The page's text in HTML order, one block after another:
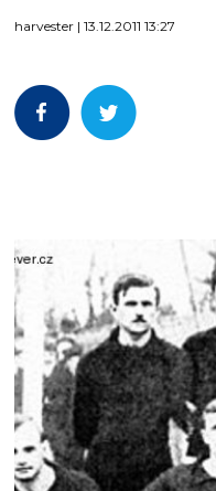
harvester | 13.12.2011 13:27